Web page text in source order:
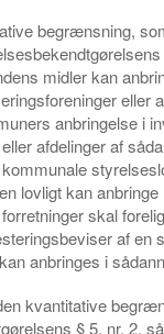
begrænsning,
midler kan
eller
anbringelse i
afdelinger af
lovligt kan
skal
af en
anbringes i
kvantitative
§ 5, nr. 2,